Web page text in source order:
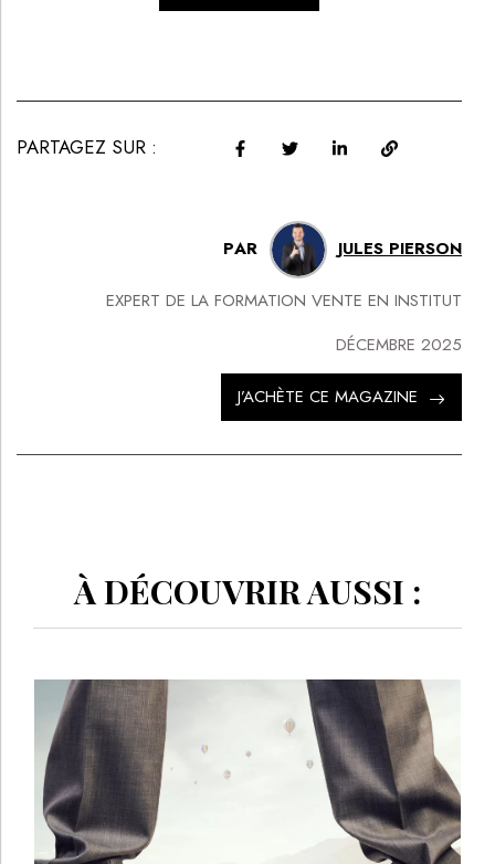
PARTAGEZ SUR :
PAR JULES PIERSON
EXPERT DE LA FORMATION VENTE EN INSTITUT
DÉCEMBRE 2025
J’ACHÈTE CE MAGAZINE
À DÉCOUVRIR AUSSI :